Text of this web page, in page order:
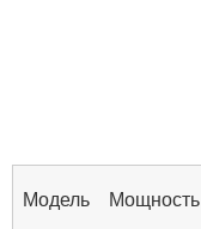
Модель Мощность